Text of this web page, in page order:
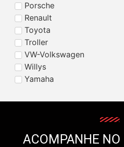
Porsche
Renault
Toyota
Troller
VW-Volkswagen
Willys
Yamaha
ACOMPANHE NO